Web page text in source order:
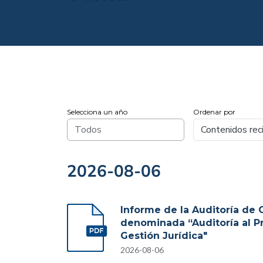
Selecciona un año Ordenar por
2026-08-06
Informe de la Auditoría de
denominada “Auditoría al
Gestión Jurídica"
2026-08-06